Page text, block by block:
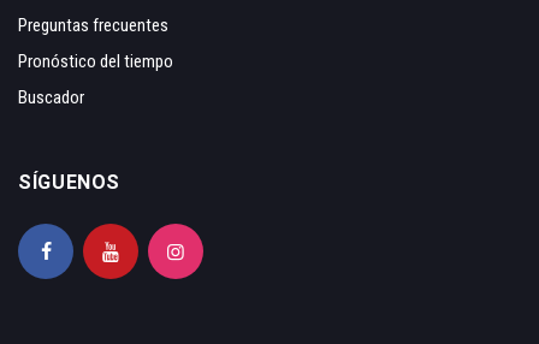
Preguntas frecuentes
Pronóstico del tiempo
Buscador
SÍGUENOS